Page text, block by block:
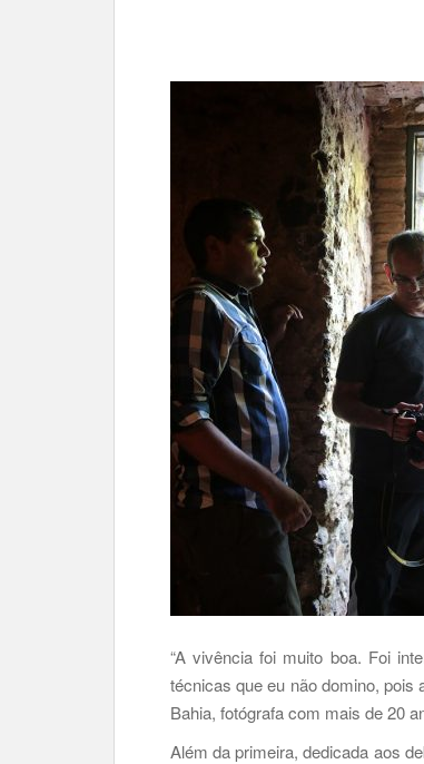
“A vivência foi muito boa. Foi
técnicas que eu não domino,
Bahia, fotógrafa com mais de 20
Além da primeira, dedicada aos